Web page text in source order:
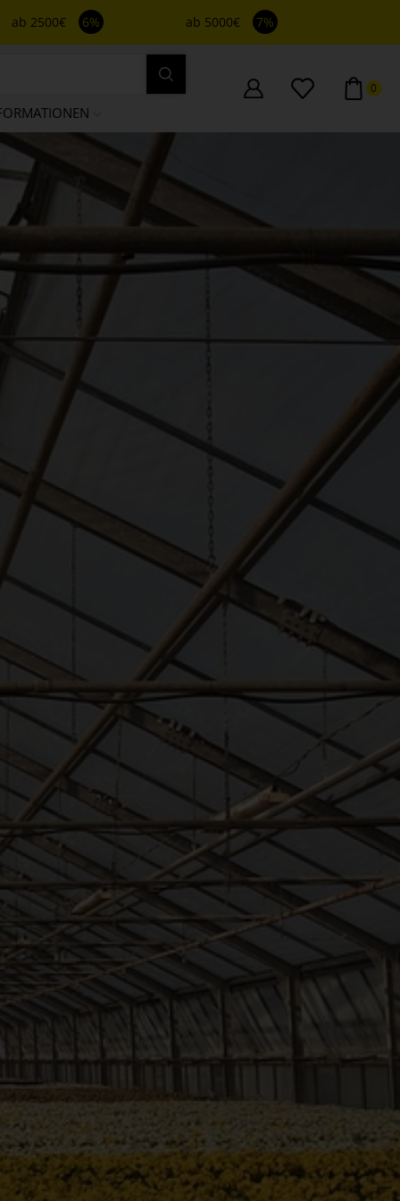
ab 2500€ 6% ab 5000€ 7%
0